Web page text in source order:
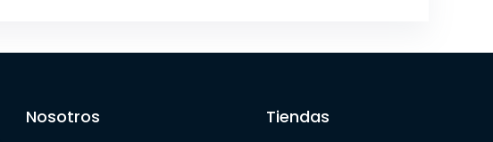
Nosotros Tiendas